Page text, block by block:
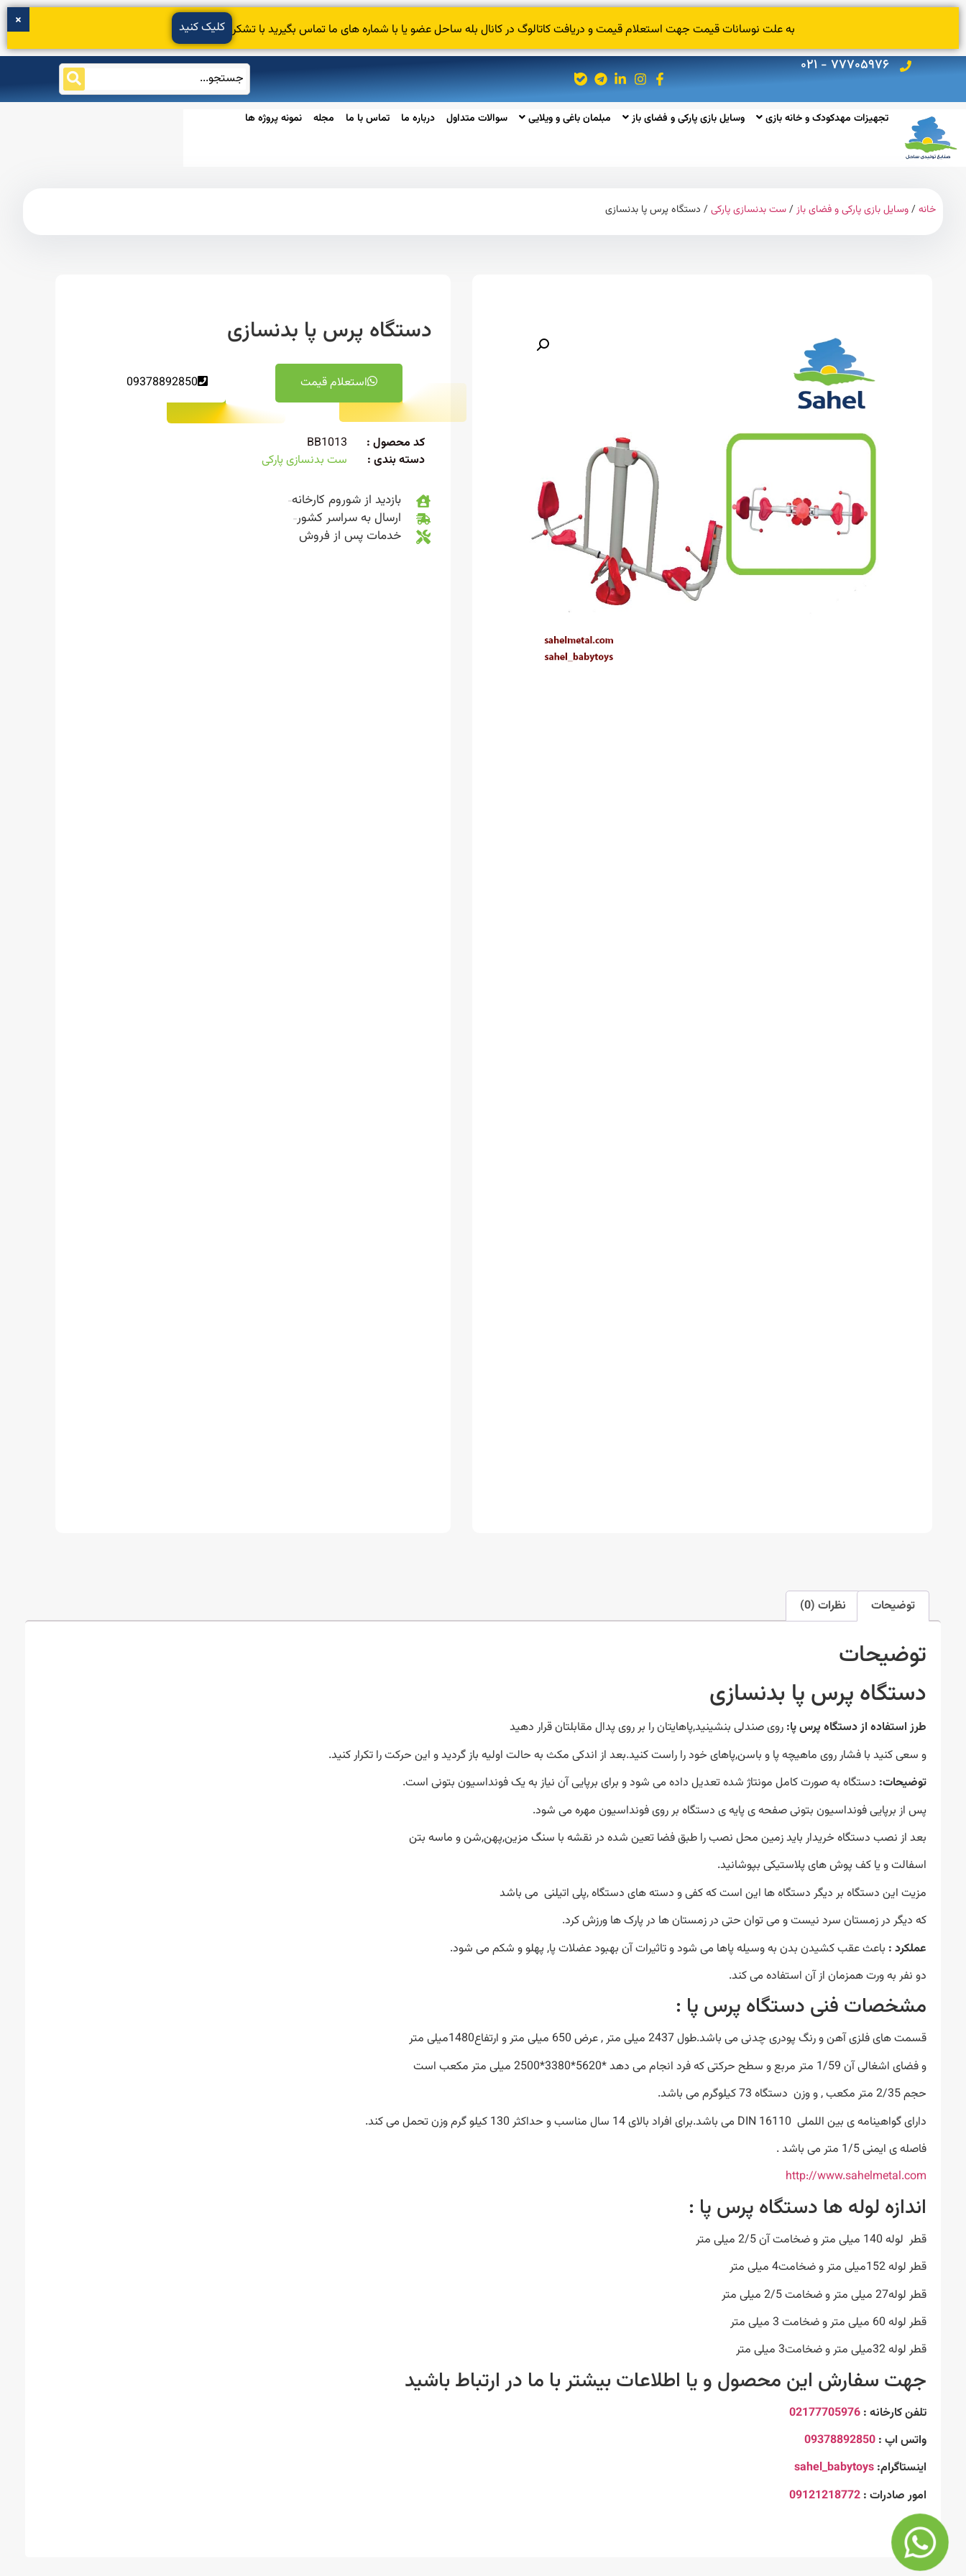
به علت نوسانات قیمت جهت استعلام قیمت و دریافت کاتالوگ در کانال بله ساحل عضو یا با شماره های ما تماس بگیرید با تشکر کلیک کنید
۷۷۷۰۵۹۷۶ - ۰۲۱
تجهیزات مهدکودک و خانه بازی وسایل بازی پارکی و فضای باز مبلمان باغی و ویلایی سوالات متداول درباره ما تماس با ما مجله نمونه پروژه ها
خانه/وسایل بازی پارکی و فضای باز/ست بدنسازی پارکی/ دستگاه پرس پا بدنسازی
دستگاه پرس پا بدنسازی
استعلام قیمت 09378892850
کد محصول :
BB1013
دسته بندی :
ست بدنسازی پارکی
بازدید از شوروم کارخانه
ارسال به سراسر کشور
خدمات پس از فروش
توضیحات نظرات (0)
توضیحات
دستگاه پرس پا بدنسازی
طرز استفاده از دستگاه پرس پا: روی صندلی بنشینید,پاهایتان را بر روی پدال مقابلتان قرار دهید
و سعی کنید با فشار روی ماهیچه پا و باسن,پاهای خود را راست کنید.بعد از اندکی مکث به حالت اولیه باز گردید و این حرکت را تکرار کنید.
توضیحات: دستگاه به صورت کامل مونتاژ شده تعدیل داده می شود و برای برپایی آن نیاز به یک فونداسیون بتونی است.
پس از برپایی فونداسیون بتونی صفحه ی پایه ی دستگاه بر روی فونداسیون مهره می شود.
بعد از نصب دستگاه خریدار باید زمین محل نصب را طبق فضا تعین شده در نقشه با سنگ مزین,پهن,شن و ماسه بتن
اسفالت و یا کف پوش های پلاستیکی بپوشانید.
مزیت این دستگاه بر دیگر دستگاه ها این است که کفی و دسته های دستگاه ,پلی اتیلنی می باشد
که دیگر در زمستان سرد نیست و می توان حتی در زمستان ها در پارک ها ورزش کرد.
عملکرد : باعث عقب کشیدن بدن به وسیله پاها می شود و تاثیرات آن بهبود عضلات پا, پهلو و شکم می شود.
دو نفر به ورت همزمان از آن استفاده می کند.
مشخصات فنی دستگاه پرس پا :
قسمت های فلزی آهن و رنگ پودری چدنی می باشد.طول 2437 میلی متر , عرض 650 میلی متر و ارتفاع1480میلی متر
و فضای اشغالی آن 1/59 متر مربع و سطح حرکتی که فرد انجام می دهد *5620*3380*2500 میلی متر مکعب است
حجم 2/35 متر مکعب , و وزن دستگاه 73 کیلوگرم می باشد.
دارای گواهینامه ی بین اللملی DIN 16110 می باشد.برای افراد بالای 14 سال مناسب و حداکثر 130 کیلو گرم وزن تحمل می کند.
فاصله ی ایمنی 1/5 متر می باشد .
http://www.sahelmetal.com
اندازه لوله ها دستگاه پرس پا :
قطر لوله 140 میلی متر و ضخامت آن 2/5 میلی متر
قطر لوله 152میلی متر و ضخامت4 میلی متر
قطر لوله27 میلی متر و ضخامت 2/5 میلی متر
قطر لوله 60 میلی متر و ضخامت 3 میلی متر
قطر لوله 32میلی متر و ضخامت3 میلی متر
جهت سفارش این محصول و یا اطلاعات بیشتر با ما در ارتباط باشید
تلفن کارخانه : 02177705976
واتس اپ : 09378892850
اینستاگرام: sahel_babytoys
امور صادرات : 09121218772